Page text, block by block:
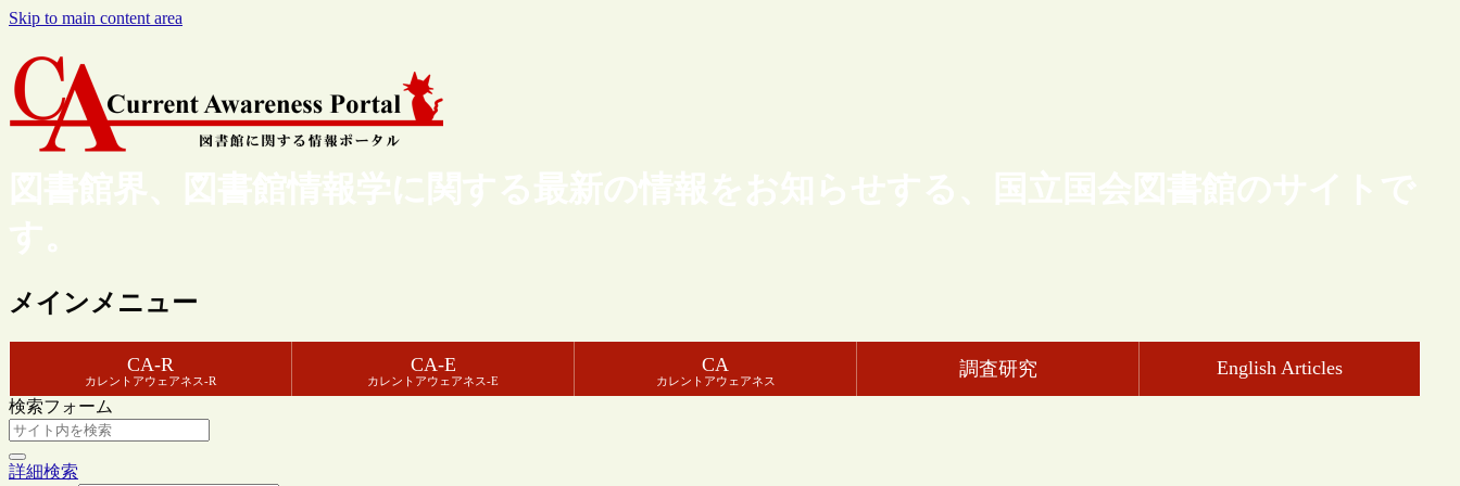
Skip to main content area
図書館界、図書館情報学に関する最新の情報をお知らせする、国立国会図書館のサイトで
す。
メインメニュー
CA-R
カレントアウェアネス-R
CA-E
カレントアウェアネス-E
CA
カレントアウェアネス
調査研究 English Articles
検索フォーム
詳細検索